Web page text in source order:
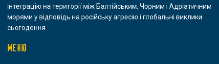
інтеграцію на території між Балтійським, Чорним і Адріатичним
морями у відповідь на російську агресію і глобальні виклики
сьогодення.
МЕНЮ